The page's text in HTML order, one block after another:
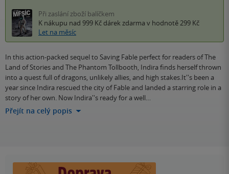
Při zaslání zboží balíčkem
K nákupu nad 999 Kč dárek zdarma v hodnotě 299 Kč
Let na měsíc
In this action-packed sequel to Saving Fable perfect for readers of The
Land of Stories and The Phantom Tollbooth, Indira finds herself thrown
into a quest full of dragons, unlikely allies, and high stakes.It''s been a
year since Indira rescued the city of Fable and landed a starring role in a
story of her own. Now Indira''s ready for a well…
Přejít na celý popis